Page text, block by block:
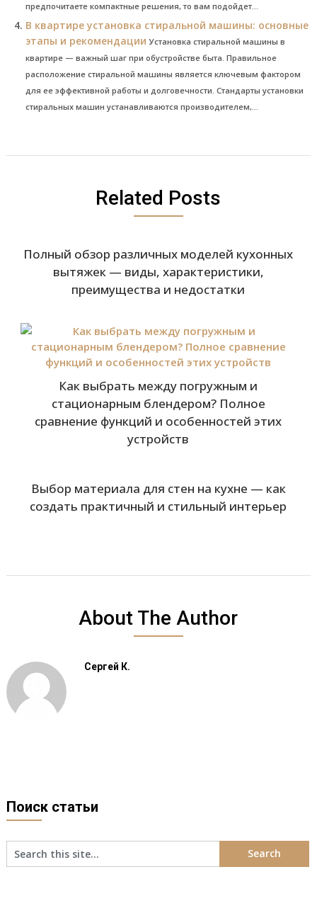
предпочитаете компактные решения, то вам подойдет...
В квартире установка стиральной машины: основные
этапы и рекомендации Установка стиральной машины в
квартире — важный шаг при обустройстве быта. Правильное
расположение стиральной машины является ключевым фактором
для ее эффективной работы и долговечности. Стандарты установки
стиральных машин устанавливаются производителем,...
Related Posts
Полный обзор различных моделей кухонных
вытяжек — виды, характеристики,
преимущества и недостатки
Как выбрать между погружным и
стационарным блендером? Полное
сравнение функций и особенностей этих
устройств
Выбор материала для стен на кухне — как
создать практичный и стильный интерьер
About The Author
Сергей К.
Поиск статьи